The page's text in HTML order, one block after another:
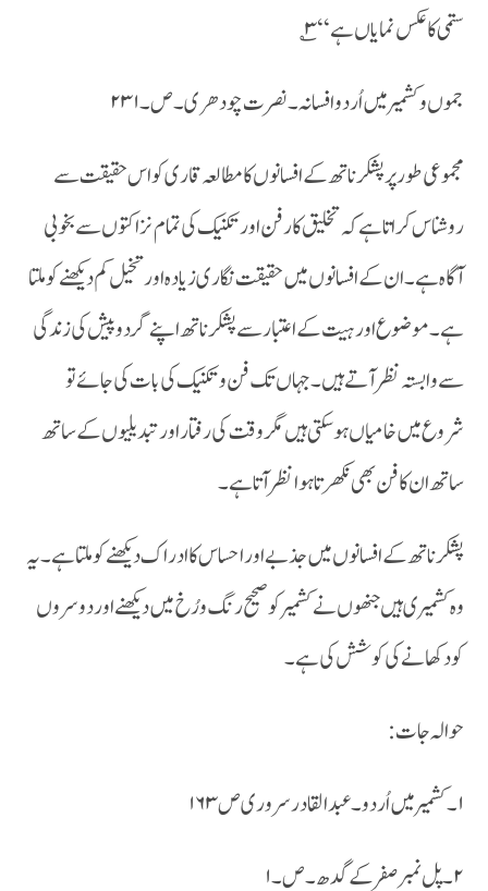
ستمی کا عکس نمایاں ہے ‘‘۳؎
جموں و کشمیر میں اُردو افسانہ ۔نصرت چودھری۔ص ۔۲۳۱
مجموعی طور پر پشکر ناتھ کے افسانوں کا مطالعہ قاری کو اس حقیقت سے
روشناس کراتا ہے کہ تخلیق کار فن اور تکنیک کی تمام نزاکتوں سے بخوبی
آگاہ ہے۔ان کے افسانوں میں حقیقت نگاری زیادہ اور تخیل کم دیکھنے کو ملتا
ہے۔موضوع اور ہیت کے اعتبار سے پشکر ناتھ اپنے گردوپیش کی زندگی
سے وابستہ نظر آتے ہیں ۔جہاں تک فن و تکنیک کی بات کی جائے تو
شروع میں خامیاں ہو سکتی ہیں مگر وقت کی رفتار اور تبدیلیوں کے ساتھ
ساتھ ان کا فن بھی نکھرتا ہوا نظر آتا ہے ۔
پشکر ناتھ کے افسانوں میں جذبے اور احساس کا ادراک دیکھنے کو ملتا ہے ۔یہ
وہ کشمیری ہیں جنھوں نے کشمیر کو صحیح رنگ و رُخ میں دیکھنے اور دوسروں
کو دکھانے کی کوشش کی ہے ۔
حوالہ جات :
۱۔ کشمیر میں اُردو ۔عبدالقادر سروری ص ۱۶۳